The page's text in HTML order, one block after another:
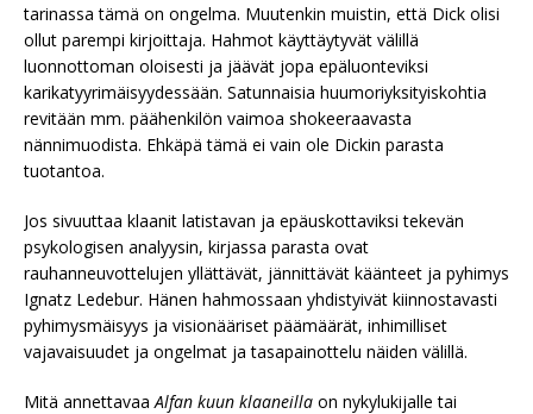
tarinassa tämä on ongelma. Muutenkin muistin, että Dick olisi
ollut parempi kirjoittaja. Hahmot käyttäytyvät välillä
luonnottoman oloisesti ja jäävät jopa epäluonteviksi
karikatyyrimäisyydessään. Satunnaisia huumoriyksityiskohtia
revitään mm. päähenkilön vaimoa shokeeraavasta
nännimuodista. Ehkäpä tämä ei vain ole Dickin parasta
tuotantoa.
Jos sivuuttaa klaanit latistavan ja epäuskottaviksi tekevän
psykologisen analyysin, kirjassa parasta ovat
rauhanneuvottelujen yllättävät, jännittävät käänteet ja pyhimys
Ignatz Ledebur. Hänen hahmossaan yhdistyivät kiinnostavasti
pyhimysmäisyys ja visionääriset päämäärät, inhimilliset
vajavaisuudet ja ongelmat ja tasapainottelu näiden välillä.
Mitä annettavaaAlfan kuun klaaneilla on nykylukijalle tai